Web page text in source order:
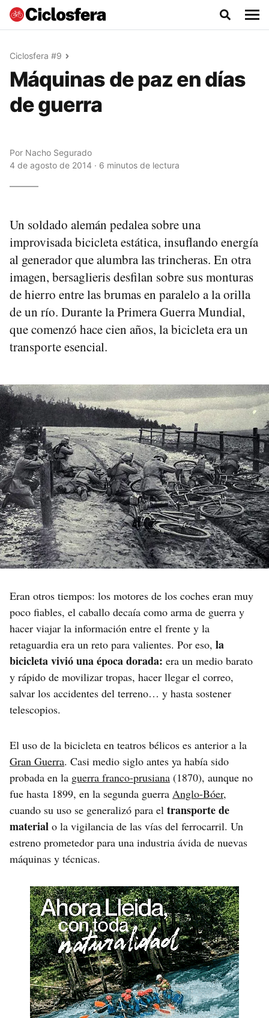
Ciclosfera #9
Máquinas de paz en días
de guerra
Por Nacho Segurado
4 de agosto de 2014 · 6 minutos de lectura
Un soldado alemán pedalea sobre una
improvisada bicicleta estática, insuflando energía
al generador que alumbra las trincheras. En otra
imagen, bersaglieris desfilan sobre sus monturas
de hierro entre las brumas en paralelo a la orilla
de un río. Durante la Primera Guerra Mundial,
que comenzó hace cien años, la bicicleta era un
transporte esencial.
Eran otros tiempos: los motores de los coches eran muy
poco fiables, el caballo decaía como arma de guerra y
hacer viajar la información entre el frente y la
retaguardia era un reto para valientes. Por eso, la
bicicleta vivió una época dorada: era un medio barato
y rápido de movilizar tropas, hacer llegar el correo,
salvar los accidentes del terreno… y hasta sostener
telescopios.
El uso de la bicicleta en teatros bélicos es anterior a la
Gran Guerra. Casi medio siglo antes ya había sido
probada en la guerra franco-prusiana (1870), aunque no
fue hasta 1899, en la segunda guerra Anglo-Bóer,
cuando su uso se generalizó para el transporte de
material o la vigilancia de las vías del ferrocarril. Un
estreno prometedor para una industria ávida de nuevas
máquinas y técnicas.